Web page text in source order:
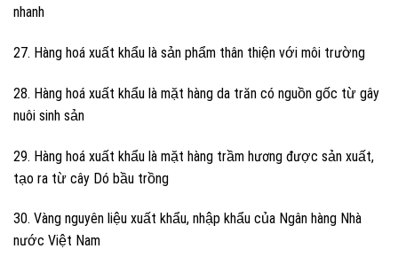
nhanh
27. Hàng hoá xuất khẩu là sản phẩm thân thiện với môi trường
28. Hàng hoá xuất khẩu là mặt hàng da trăn có nguồn gốc từ gây
nuôi sinh sản
29. Hàng hoá xuất khẩu là mặt hàng trầm hương được sản xuất,
tạo ra từ cây Dó bầu trồng
30. Vàng nguyên liệu xuất khẩu, nhập khẩu của Ngân hàng Nhà
nước Việt Nam